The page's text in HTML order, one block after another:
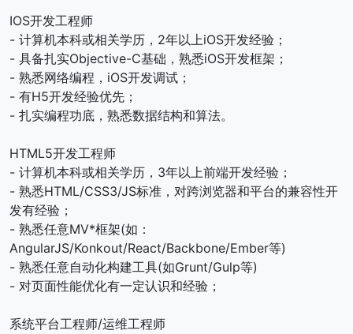
IOS开发工程师
- 计算机本科或相关学历，2年以上iOS开发经验；
- 具备扎实Objective-C基础，熟悉iOS开发框架；
- 熟悉网络编程，iOS开发调试；
- 有H5开发经验优先；
- 扎实编程功底，熟悉数据结构和算法。
HTML5开发工程师
- 计算机本科或相关学历，3年以上前端开发经验；
- 熟悉HTML/CSS3/JS标准，对跨浏览器和平台的兼容性开
发有经验；
- 熟悉任意MV*框架(如：
AngularJS/Konkout/React/Backbone/Ember等)
- 熟悉任意自动化构建工具(如Grunt/Gulp等)
- 对页面性能优化有一定认识和经验；
系统平台工程师/运维工程师